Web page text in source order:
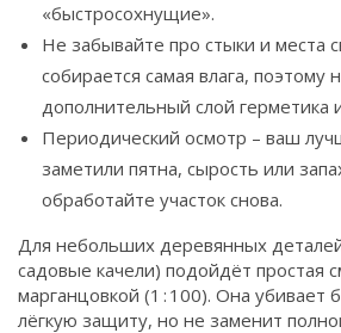
«быстросохнущие».
Не забывайте про стыки и места
собирается самая влага, поэтому
дополнительный слой герметика
Периодический осмотр – ваш
заметили пятна, сырость или
обработайте участок снова.
Для небольших деревянных
садовые качели) подойдёт простая
марганцовкой (1 : 100). Она убивает
лёгкую защиту, но не заменит